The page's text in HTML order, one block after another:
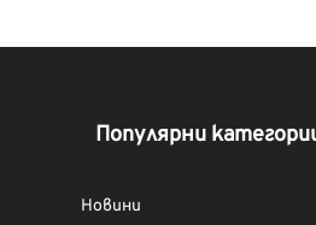
Популярни
Новини